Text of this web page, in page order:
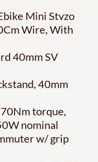
Mini Stvzo
Wire, With
40mm SV
40mm
torque,
nominal
w/ grip